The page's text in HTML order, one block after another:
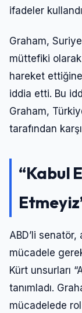
ifadeler
Graham,
müttefiki
hareket ettiğine
iddia etti. Bu
Graham,
tarafından
“Kabul
ABD’li senatör,
mücadele
Kürt unsurları
tanımladı.
mücadelede rol